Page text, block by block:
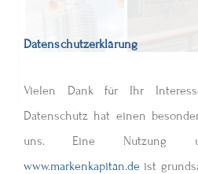
Datenschutzerklärung
Vielen Dank für Ihr Interesse
Datenschutz hat einen
uns. Eine Nutzung
www.markenkapitän.de ist